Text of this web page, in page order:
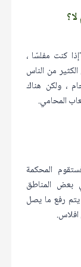
كنت مفلسًا ،
من الناس
، ولكن هناك
المحامي.
المحكمة
بعض المناطق
يتم رفع ما يصل